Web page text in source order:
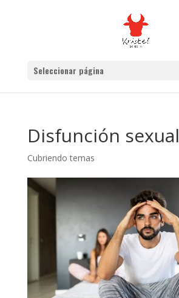
Seleccionar página
Disfunción sexual
Cubriendo temas